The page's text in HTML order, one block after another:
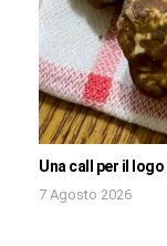
Una call per il
7 Agosto 2026